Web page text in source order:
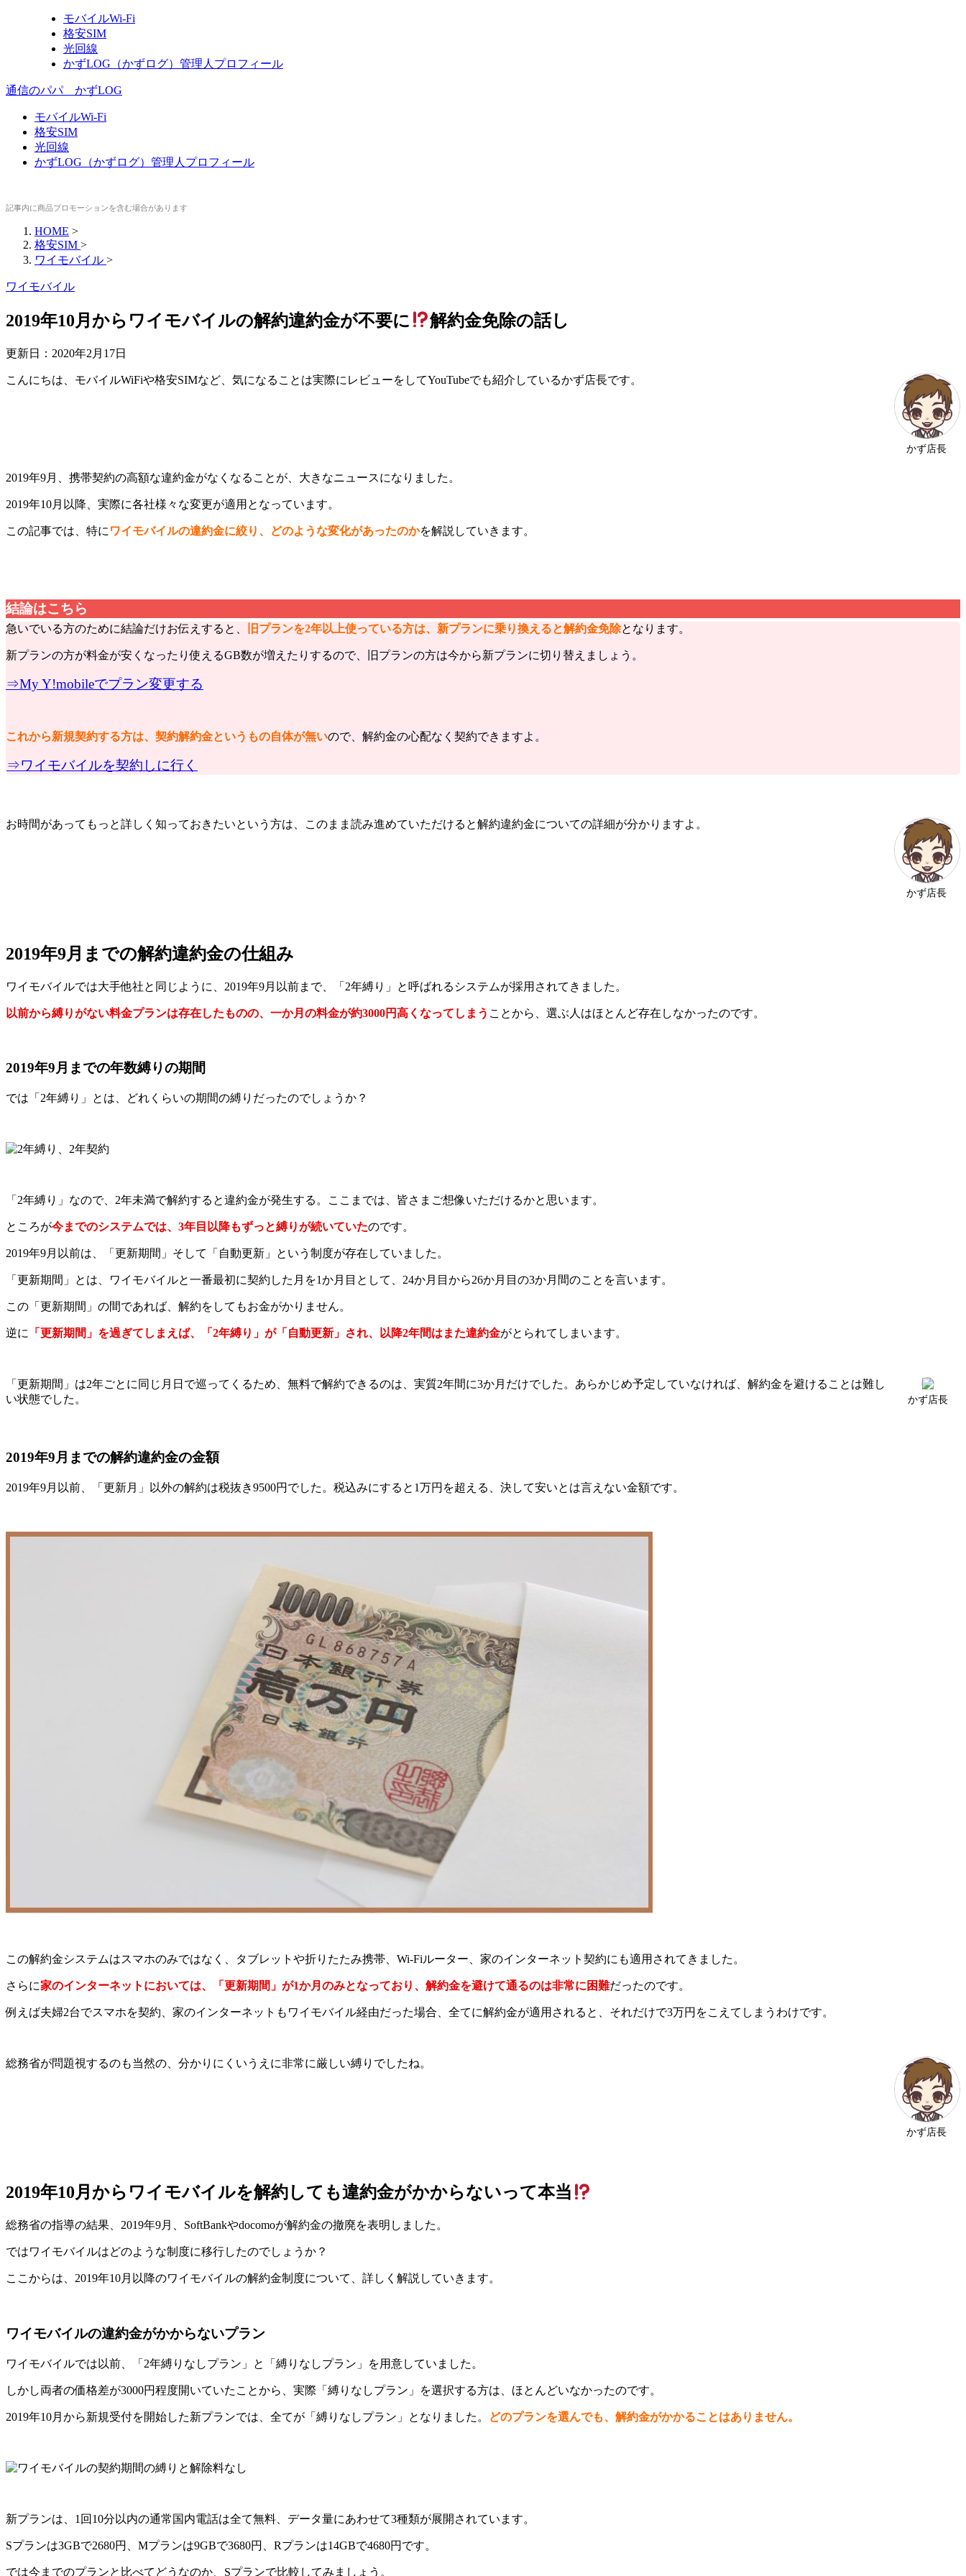
モバイルWi-Fi
格安SIM
光回線
かずLOG（かずログ）管理人プロフィール
通信のパパ かずLOG
モバイルWi-Fi
格安SIM
光回線
かずLOG（かずログ）管理人プロフィール
記事内に商品プロモーションを含む場合があります
HOME >
格安SIM >
ワイモバイル >
ワイモバイル
2019年10月からワイモバイルの解約違約金が不要に 解約金免除の話し
更新日： 2020年2月17日
こんにちは、モバイルWiFiや格安SIMなど、気になることは実際にレビューをしてYouTubeでも紹介しているかず店長です。
かず店長
2019年9月、携帯契約の高額な違約金がなくなることが、大きなニュースになりました。
2019年10月以降、実際に各社様々な変更が適用となっています。
この記事では、特に ワイモバイルの違約金に絞り、どのような変化があったのかを解説していきます。
結論はこちら
急いでいる方のために結論だけお伝えすると、 旧プランを2年以上使っている方は、新プランに乗り換えると解約金免除となります。
新プランの方が料金が安くなったり使えるGB数が増えたりするので、旧プランの方は今から新プランに切り替えましょう。
⇒My Y!mobileでプラン変更する
これから新規契約する方は、契約解約金というもの自体が無いので、解約金の心配なく契約できますよ。
⇒ワイモバイルを契約しに行く
お時間があってもっと詳しく知っておきたいという方は、このまま読み進めていただけると解約違約金についての詳細が分かりますよ。
かず店長
2019年9月までの解約違約金の仕組み
ワイモバイルでは大手他社と同じように、2019年9月以前まで、「2年縛り」と呼ばれるシステムが採用されてきました。
以前から縛りがない料金プランは存在したものの、一か月の料金が約3000円高くなってしまう ことから、選ぶ人はほとんど存在しなかったのです。
2019年9月までの年数縛りの期間
では「2年縛り」とは、どれくらいの期間の縛りだったのでしょうか？
「2年縛り」なので、2年未満で解約すると違約金が発生する。ここまでは、皆さまご想像いただけるかと思います。
ところが今までのシステムでは、3年目以降もずっと縛りが続いていたのです。
2019年9月以前は、「更新期間」そして「自動更新」という制度が存在していました。
「更新期間」とは、ワイモバイルと一番最初に契約した月を1か月目として、24か月目から26か月目の3か月間のことを言います。
この「更新期間」の間であれば、解約をしてもお金がかりません。
逆に 「更新期間」を過ぎてしまえば、「2年縛り」が「自動更新」され、以降2年間はまた違約金がとられてしまいます。
「更新期間」は2年ごとに同じ月日で巡ってくるため、無料で解約できるのは、実質2年間に3か月だけでした。あらかじめ予定していなければ、解約金を避けることは難し
い状態でした。
かず店長
2019年9月までの解約違約金の金額
2019年9月以前、「更新月」以外の解約は税抜き9500円でした。税込みにすると1万円を超える、決して安いとは言えない金額です。
この解約金システムはスマホのみではなく、タブレットや折りたたみ携帯、Wi-Fiルーター、家のインターネット契約にも適用されてきました。
さらに家のインターネットにおいては、「更新期間」が1か月のみとなっており、解約金を避けて通るのは非常に困難だったのです。
例えば夫婦2台でスマホを契約、家のインターネットもワイモバイル経由だった場合、全てに解約金が適用されると、それだけで3万円をこえてしまうわけです。
総務省が問題視するのも当然の、分かりにくいうえに非常に厳しい縛りでしたね。
かず店長
2019年10月からワイモバイルを解約しても違約金がかからないって本当
総務省の指導の結果、2019年9月、SoftBankやdocomoが解約金の撤廃を表明しました。
ではワイモバイルはどのような制度に移行したのでしょうか？
ここからは、2019年10月以降のワイモバイルの解約金制度について、詳しく解説していきます。
ワイモバイルの違約金がかからないプラン
ワイモバイルでは以前、「2年縛りなしプラン」と「縛りなしプラン」を用意していました。
しかし両者の価格差が3000円程度開いていたことから、実際「縛りなしプラン」を選択する方は、ほとんどいなかったのです。
2019年10月から新規受付を開始した新プランでは、全てが「縛りなしプラン」となりました。 どのプランを選んでも、解約金がかかることはありません。
新プランは、1回10分以内の通常国内電話は全て無料、データ量にあわせて3種類が展開されています。
Sプランは3GBで2680円、Mプランは9GBで3680円、Rプランは14GBで4680円です。
では今までのプランと比べてどうなのか、Sプランで比較してみましょう。